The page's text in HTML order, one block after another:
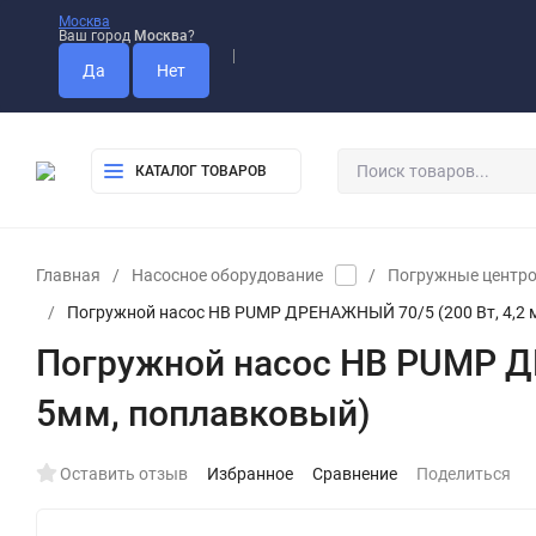
Москва
Ваш город Москва?
КАТАЛОГ ТОВАРОВ
Главная / Насосное оборудование /
Погружные
/
Погружной насос HB PUMP ДРЕНАЖНЫЙ 70/5 (200 Вт,
Погружной насос HB
5мм, поплавковый)
Оставить отзыв Избранное Сравнение Поделиться